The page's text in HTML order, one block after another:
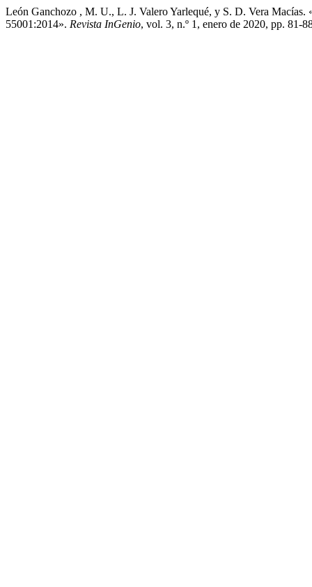
León Ganchozo , M. U., L. J. Valero Yarlequé, y S. D. Vera
55001:2014». Revista InGenio, vol. 3, n.º 1, enero de 2020, pp. 81-